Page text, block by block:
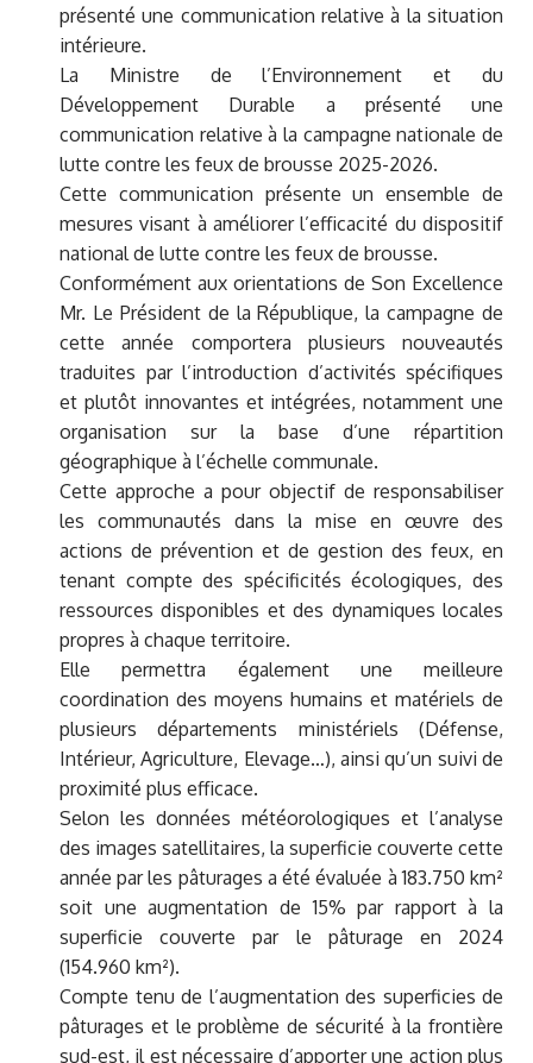
présenté une communication relative à la situation
intérieure.
La Ministre de l’Environnement et du
Développement Durable a présenté une
communication relative à la campagne nationale de
lutte contre les feux de brousse 2025-2026.
Cette communication présente un ensemble de
mesures visant à améliorer l’efficacité du dispositif
national de lutte contre les feux de brousse.
Conformément aux orientations de Son Excellence
Mr. Le Président de la République, la campagne de
cette année comportera plusieurs nouveautés
traduites par l’introduction d’activités spécifiques
et plutôt innovantes et intégrées, notamment une
organisation sur la base d’une répartition
géographique à l’échelle communale.
Cette approche a pour objectif de responsabiliser
les communautés dans la mise en œuvre des
actions de prévention et de gestion des feux, en
tenant compte des spécificités écologiques, des
ressources disponibles et des dynamiques locales
propres à chaque territoire.
Elle permettra également une meilleure
coordination des moyens humains et matériels de
plusieurs départements ministériels (Défense,
Intérieur, Agriculture, Elevage…), ainsi qu’un suivi de
proximité plus efficace.
Selon les données météorologiques et l’analyse
des images satellitaires, la superficie couverte cette
année par les pâturages a été évaluée à 183.750 km²
soit une augmentation de 15% par rapport à la
superficie couverte par le pâturage en 2024
(154.960 km²).
Compte tenu de l’augmentation des superficies de
pâturages et le problème de sécurité à la frontière
sud-est, il est nécessaire d’apporter une action plus